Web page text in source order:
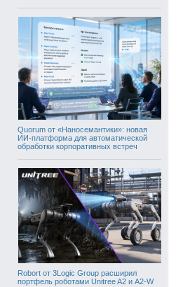
Quorum от «Наносемантики»: новая
ИИ-платформа для автоматической
обработки корпоративных встреч
Robort от 3Logic Group расширил
портфель роботами Unitree A2 и A2-W